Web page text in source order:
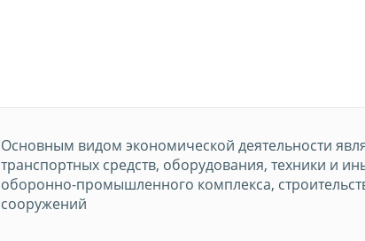
Основным видом экономической деятельности
транспортных средств, оборудования, техники и
оборонно-промышленного комплекса,
сооружений